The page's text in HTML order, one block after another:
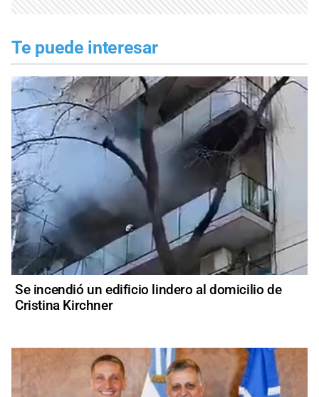
Te puede interesar
Se incendió un edificio lindero al domicilio de
Cristina Kirchner